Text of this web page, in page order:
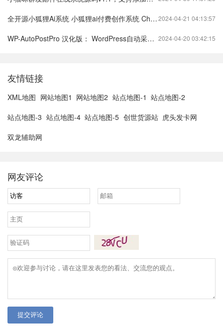
2024-04-21 04:13:57
全开源小狐狸Ai系统 小狐狸ai付费创作系统 ChatGPT智能机器人2.7.6开心版
2024-04-20 03:42:15
WP-AutoPostPro 汉化版： WordPress自动采集发布插件
友情链接
XML地图 网站地图1 网站地图2 站点地图-1 站点地图-2
站点地图-3 站点地图-4 站点地图-5 创世货源站 虎头发卡网
双龙辅助网
网友评论
提交评论